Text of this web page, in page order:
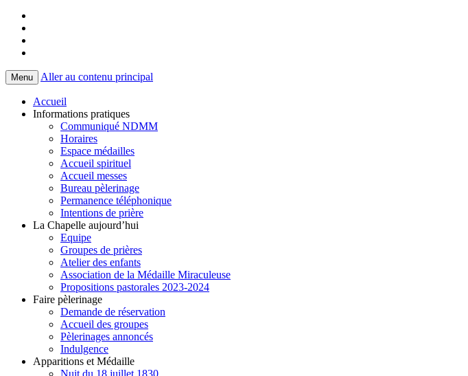
Menu Aller au contenu principal
Accueil
Informations pratiques
Communiqué NDMM
Horaires
Espace médailles
Accueil spirituel
Accueil messes
Bureau pèlerinage
Permanence téléphonique
Intentions de prière
La Chapelle aujourd’hui
Equipe
Groupes de prières
Atelier des enfants
Association de la Médaille Miraculeuse
Propositions pastorales 2023-2024
Faire pèlerinage
Demande de réservation
Accueil des groupes
Pèlerinages annoncés
Indulgence
Apparitions et Médaille
Nuit du 18 juillet 1830